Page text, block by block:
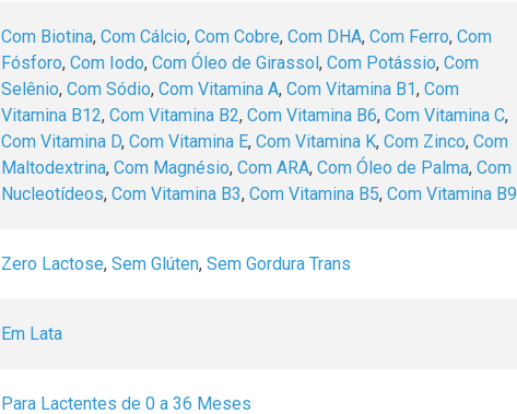
Com Biotina, Com Cálcio, Com Cobre, Com DHA, Com Ferro, Com
Fósforo, Com Iodo, Com Óleo de Girassol, Com Potássio, Com
Selênio, Com Sódio, Com Vitamina A, Com Vitamina B1, Com
Vitamina B12, Com Vitamina B2, Com Vitamina B6, Com Vitamina C,
Com Vitamina D, Com Vitamina E, Com Vitamina K, Com Zinco, Com
Maltodextrina, Com Magnésio, Com ARA, Com Óleo de Palma, Com
Nucleotídeos, Com Vitamina B3, Com Vitamina B5, Com Vitamina B9
Zero Lactose, Sem Glúten, Sem Gordura Trans
Em Lata
Para Lactentes de 0 a 36 Meses